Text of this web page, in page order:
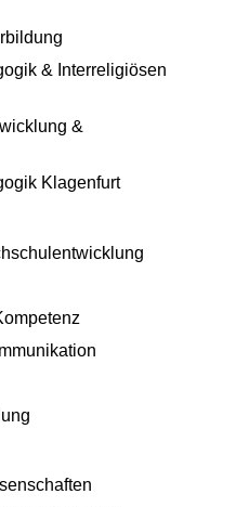
& Interreligiösen
&
Klagenfurt